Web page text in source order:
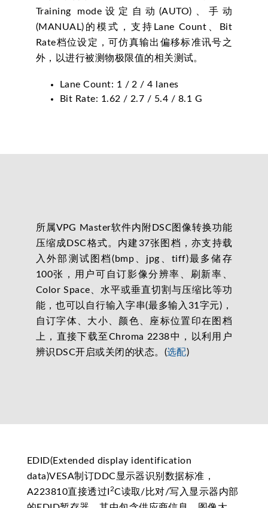
Training mode设定自动(AUTO)、手动
(MANUAL)的模式，支持Lane Count、Bit
Rate档位设定，可仿真输出偏移标准讯号之
外，以进行被测物极限值的相关测试。
Lane Count: 1 / 2 / 4 lanes
Bit Rate: 1.62 / 2.7 / 5.4 / 8.1 G
所属VPG Master软件内附DSC图像转换功能
压缩成DSC格式。内建37张图档，亦支持载
入外部测试图档(bmp、jpg、tiff)最多储存
100张，用户可自订影像分辨率、刷新率、
Color Space、水平或垂直切割与压缩比等功
能，也可以自行输入字串(最多输入31字元)，
自订字体、大小、颜色、座标位置印在图档
上，直接下载至Chroma 2238中，以利用户
辨识DSC开启或关闭的状态。(选配)
EDID(Extended display identification
data)VESA制订DDC显示器识别数据标准，
A223810直接透过I 2C读取/比对/写入显示器内部